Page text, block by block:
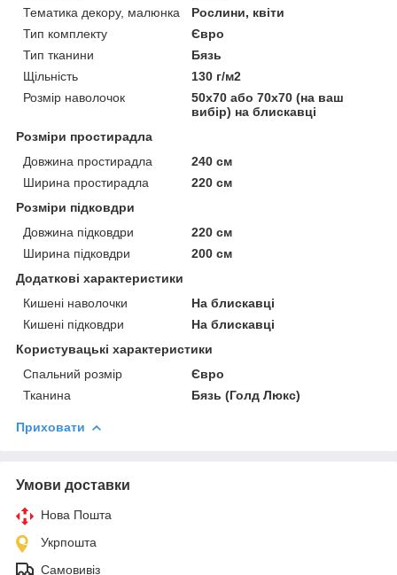
Тематика декору, малюнка
Рослини, квіти
Тип комплекту
Євро
Тип тканини
Бязь
Щільність
130 г/м2
Розмір наволочок
50х70 або 70х70 (на ваш
вибір) на блискавці
Розміри простирадла
Довжина простирадла
240 см
Ширина простирадла
220 см
Розміри підковдри
Довжина підковдри
220 см
Ширина підковдри
200 см
Додаткові характеристики
Кишені наволочки
На блискавці
Кишені підковдри
На блискавці
Користувацькi характеристики
Спальний розмір
Євро
Тканина
Бязь (Голд Люкс)
Приховати
Умови доставки
Нова Пошта
Укрпошта
Самовивіз